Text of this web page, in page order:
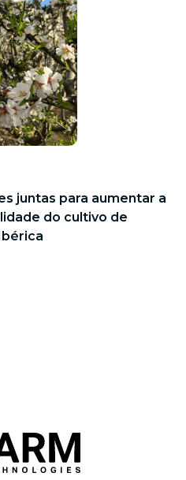
juntas para aumentar a
do cultivo de